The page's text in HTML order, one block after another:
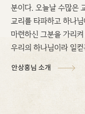
분이다. 오늘날 수많은
교리를 타파하고 하나
마련하신 그분을 가리
우리의 하나님이라 일
안상홍님 소개